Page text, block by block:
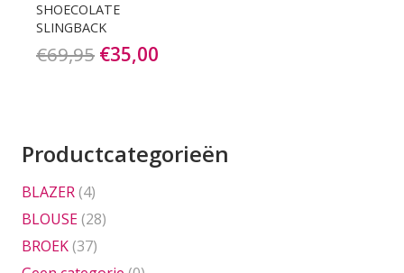
SHOECOLATE
SLINGBACK
€69,95 Oorspronkelijke
€35,00
Productcategorieën
BLAZER(4)
BLOUSE(28)
BROEK(37)